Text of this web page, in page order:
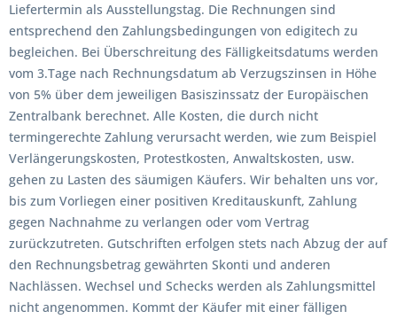
Liefertermin als Ausstellungstag. Die Rechnungen sind
entsprechend den Zahlungsbedingungen von edigitech zu
begleichen. Bei Überschreitung des Fälligkeitsdatums werden
vom 3.Tage nach Rechnungsdatum ab Verzugszinsen in Höhe
von 5% über dem jeweiligen Basiszinssatz der Europäischen
Zentralbank berechnet. Alle Kosten, die durch nicht
termingerechte Zahlung verursacht werden, wie zum Beispiel
Verlängerungskosten, Protestkosten, Anwaltskosten, usw.
gehen zu Lasten des säumigen Käufers. Wir behalten uns vor,
bis zum Vorliegen einer positiven Kreditauskunft, Zahlung
gegen Nachnahme zu verlangen oder vom Vertrag
zurückzutreten. Gutschriften erfolgen stets nach Abzug der auf
den Rechnungsbetrag gewährten Skonti und anderen
Nachlässen. Wechsel und Schecks werden als Zahlungsmittel
nicht angenommen. Kommt der Käufer mit einer fälligen